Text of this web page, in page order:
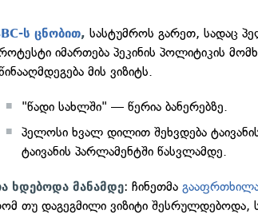
ს ცნობით, სასტუმროს გარეთ, სადაც
იმართება პეკინის პოლიტიკის
მის ვიზიტს.
"წადი სახლში" — წერია ბანერებზე.
პელოსი ხვალ დილით შეხვდება
ტაივანის პარლამენტში წასვლამდე.
ხდებოდა მანამდე: ჩინეთმა
თუ დაგეგმილი ვიზიტი შესრულდებოდა,